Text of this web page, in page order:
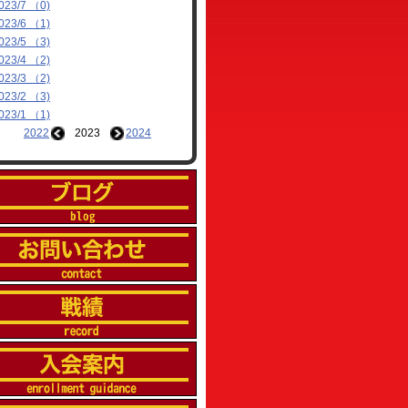
7 （0)
6 （1)
5 （3)
4 （2)
3 （2)
2 （3)
1 （1)
2022
2023 2024